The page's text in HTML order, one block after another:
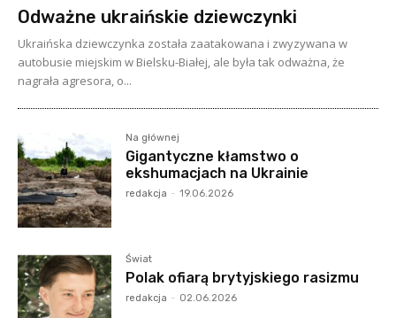
Odważne ukraińskie dziewczynki
Ukraińska dziewczynka została zaatakowana i zwyzywana w
autobusie miejskim w Bielsku-Białej, ale była tak odważna, że
nagrała agresora, o...
Na głównej
Gigantyczne kłamstwo o
ekshumacjach na Ukrainie
redakcja - 19.06.2026
Świat
Polak ofiarą brytyjskiego rasizmu
redakcja - 02.06.2026